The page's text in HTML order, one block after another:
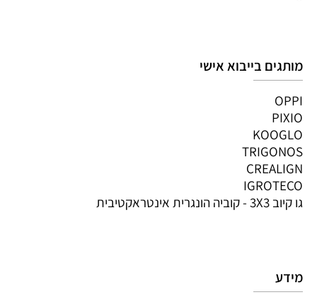
מותגים בייבוא אישי
OPPI
PIXIO
KOOGLO
TRIGONOS
CREALIGN
IGROTECO
גו קיוב 3X3 - קוביה הונגרית אינטראקטיבית
מידע